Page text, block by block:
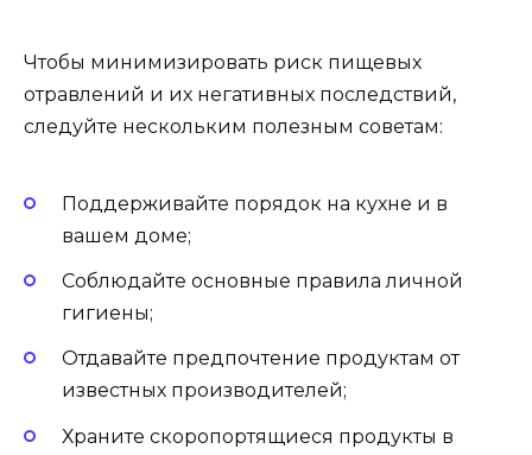
Чтобы минимизировать риск пищевых
отравлений и их негативных последствий,
следуйте нескольким полезным советам:
Поддерживайте порядок на кухне и в
вашем доме;
Соблюдайте основные правила личной
гигиены;
Отдавайте предпочтение продуктам от
известных производителей;
Храните скоропортящиеся продукты в